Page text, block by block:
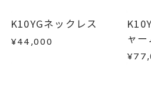
・在庫のご用意ができる場
内を目安に発送いたします。
・受注生産となる場合： 商
・受注生産の商品
・お客さまのお手元で傷や汚
・到着後ご連絡無く7日以上
K10YGネックレス
¥44,000
ャー